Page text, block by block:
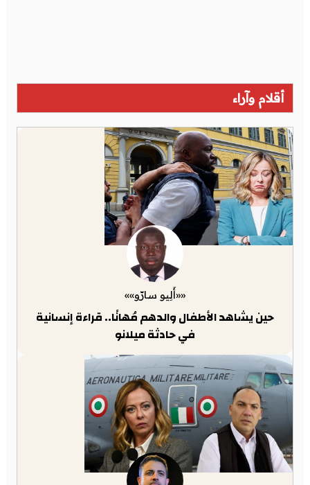
أقلام وآراء
««أَلِيو سارّو»»
حين يشاهد الأطفال والدهم مُهانًا.. قراءة إنسانية
في حادثة ميلانو